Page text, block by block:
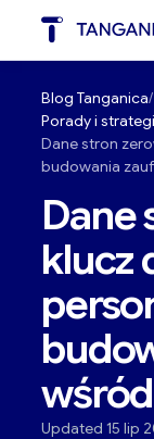
Blog Tanganica
Porady i
Dane stron
budowania
Dane
klucz
Updated 15 lip